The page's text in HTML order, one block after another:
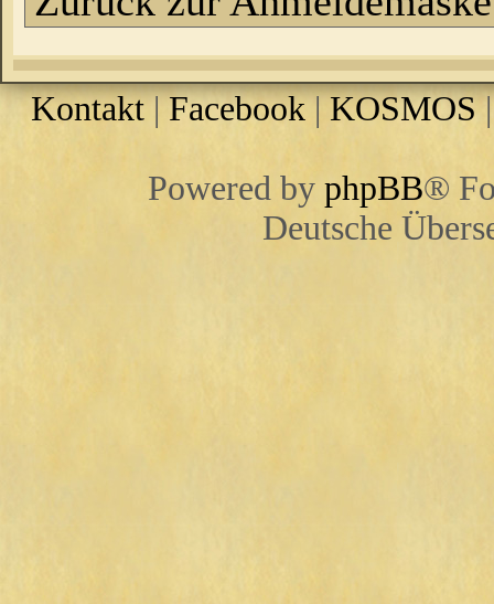
Kontakt|Facebook|KOSMOS
Powered by phpBB®
Deutsche